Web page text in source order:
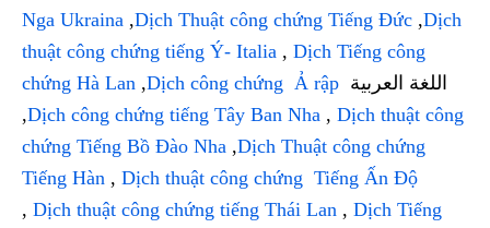
Nga Ukraina ,Dịch Thuật công chứng Tiếng Đức ,Dịch
thuật công chứng tiếng Ý- Italia , Dịch Tiếng công
chứng Hà Lan ,Dịch công chứng Ả rập
,Dịch công chứng tiếng Tây Ban Nha , Dịch thuật công
chứng Tiếng Bồ Đào Nha ,Dịch Thuật công chứng
Tiếng Hàn , Dịch thuật công chứng Tiếng Ấn Độ
, Dịch thuật công chứng tiếng Thái Lan , Dịch Tiếng